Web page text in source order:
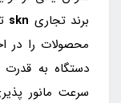
برند تجاری skn
محصولات را در
سرعت مانور